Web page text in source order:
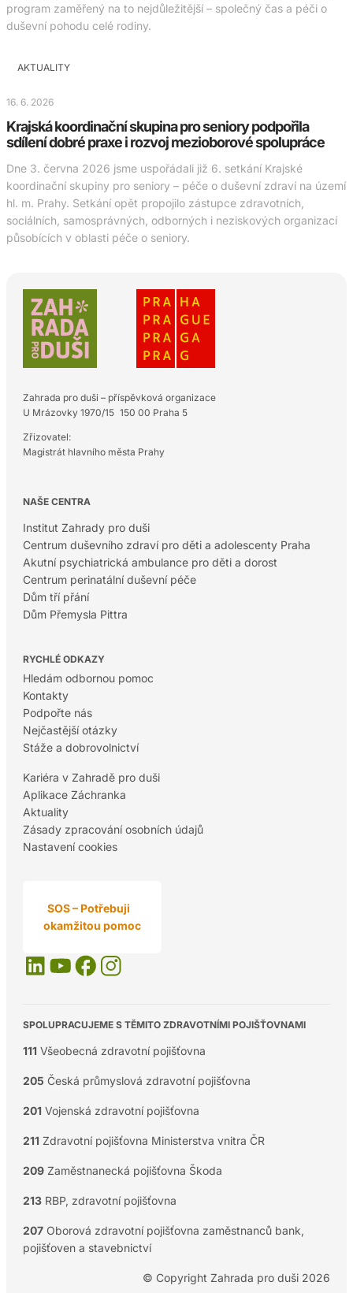
program zaměřený na to nejdůležitější – společný čas a péči o
duševní pohodu celé rodiny.
AKTUALITY
16. 6. 2026
Krajská koordinační skupina pro seniory podpořila
sdílení dobré praxe i rozvoj mezioborové spolupráce
Dne 3. června 2026 jsme uspořádali již 6. setkání Krajské
koordinační skupiny pro seniory – péče o duševní zdraví na území
hl. m. Prahy. Setkání opět propojilo zástupce zdravotních,
sociálních, samosprávných, odborných i neziskových organizací
působících v oblasti péče o seniory.
Zahrada pro duši – příspěvková organizace
U Mrázovky 1970/15 150 00 Praha 5
Zřizovatel:
Magistrát hlavního města Prahy
NAŠE CENTRA
Institut Zahrady pro duši
Centrum duševního zdraví pro děti a adolescenty Praha
Akutní psychiatrická ambulance pro děti a dorost
Centrum perinatální duševní péče
Dům tří přání
Dům Přemysla Pittra
RYCHLÉ ODKAZY
Hledám odbornou pomoc
Kontakty
Podpořte nás
Nejčastější otázky
Stáže a dobrovolnictví
Kariéra v Zahradě pro duši
Aplikace Záchranka
Aktuality
Zásady zpracování osobních údajů
Nastavení cookies
SOS – Potřebuji
okamžitou pomoc
SPOLUPRACUJEME S TĚMITO ZDRAVOTNÍMI POJIŠŤOVNAMI
111 Všeobecná zdravotní pojišťovna
205 Česká průmyslová zdravotní pojišťovna
201 Vojenská zdravotní pojišťovna
211 Zdravotní pojišťovna Ministerstva vnitra ČR
209Zaměstnanecká pojišťovna Škoda
213RBP, zdravotní pojišťovna
207Oborová zdravotní pojišťovna zaměstnanců bank,
pojišťoven a stavebnictví
© Copyright Zahrada pro duši 2026